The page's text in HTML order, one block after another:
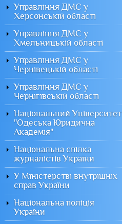
Управління ДМС у
Херсонській області
Управління ДМС у
Хмельницькій області
Управління ДМС у
Чернівецькій області
Управління ДМС у
Чернігівській області
Національний Університет
"Одеська Юридична
Академія"
Національна спілка
журналістів України
У Міністерстві внутрішніх
справ України
Національна поліція
України